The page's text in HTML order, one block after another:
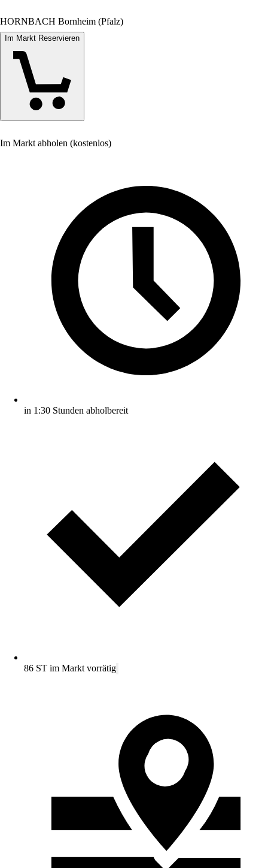
HORNBACH Bornheim (Pfalz)
Im Markt Reservieren
Im Markt abholen (kostenlos)
in 1:30 Stunden abholbereit
86 ST im Markt vorrätig